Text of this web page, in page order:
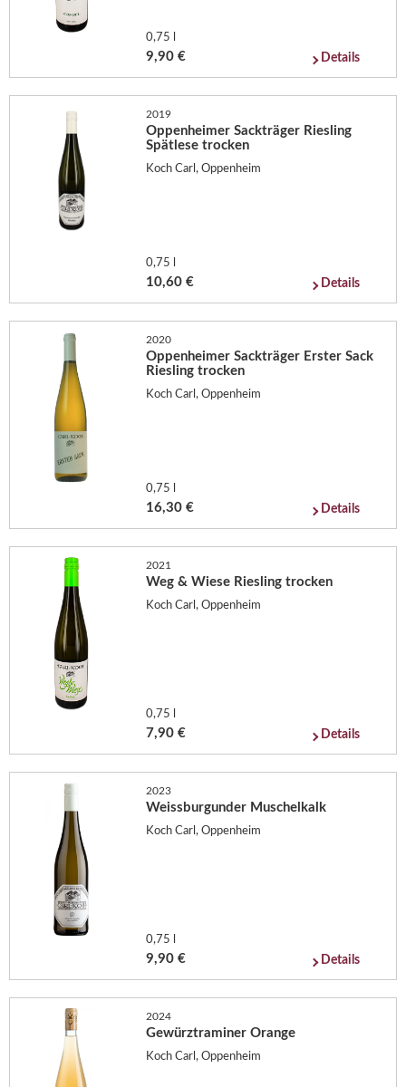
0,75 l
9,90 € Details
2019
Oppenheimer Sackträger Riesling
Spätlese trocken
Koch Carl, Oppenheim
0,75 l
10,60 € Details
2020
Oppenheimer Sackträger Erster Sack
Riesling trocken
Koch Carl, Oppenheim
0,75 l
16,30 € Details
2021
Weg & Wiese Riesling trocken
Koch Carl, Oppenheim
0,75 l
7,90 € Details
2023
Weissburgunder Muschelkalk
Koch Carl, Oppenheim
0,75 l
9,90 € Details
2024
Gewürztraminer Orange
Koch Carl, Oppenheim